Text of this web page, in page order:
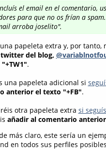
el email en el comentario,
para que no os frían a
arroba joselito".
papeleta extra y, por tanto,
del blog,
.
una papeleta adicional si
anterior el texto "+FB".
otra papeleta extra si
añadir al comentario
más claro, este sería un
en todos sus perfiles